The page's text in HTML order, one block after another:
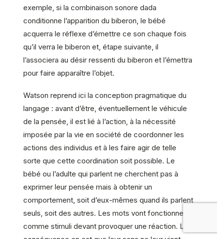
exemple, si la combinaison sonore dada
conditionne l’apparition du biberon, le bébé
acquerra le réflexe d’émettre ce son chaque fois
qu’il verra le biberon et, étape suivante, il
l’associera au désir ressenti du biberon et l’émettra
pour faire apparaître l’objet.
Watson reprend ici la conception pragmatique du
langage : avant d’être, éventuellement le véhicule
de la pensée, il est lié à l’action, à la nécessité
imposée par la vie en société de coordonner les
actions des individus et à les faire agir de telle
sorte que cette coordination soit possible. Le
bébé ou l’adulte qui parlent ne cherchent pas à
exprimer leur pensée mais à obtenir un
comportement, soit d’eux-mêmes quand ils parlent
seuls, soit des autres. Les mots vont fonctionner
comme stimuli devant provoquer une réaction. La